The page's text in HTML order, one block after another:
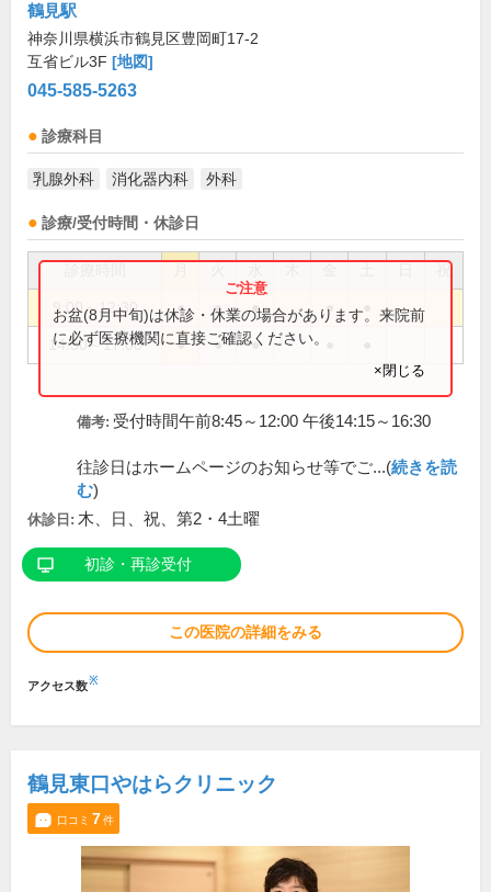
鶴見駅
神奈川県横浜市鶴見区豊岡町17-2
互省ビル3F [地図]
045-585-5263
診療科目
乳腺外科 消化器内科 外科
診療/受付時間・休診日
祝
9:00～12:30 ● ● ● ●
14:30～17:00 ● ● ●
お盆(8月中旬)は休診・休業の場合があります。来院前
に必ず医療機関に直接ご確認ください。
×閉じる
備考: 受付時間午前8:45～12:00 午後14:15～16:30
往診日はホームページのお知らせ等でご...(続きを読
む)
休診日: 木、日、祝、第2・4土曜
初診・再診受付
この医院の詳細をみる
アクセス数※
鶴見東口やはらクリニック
口コミ 7件